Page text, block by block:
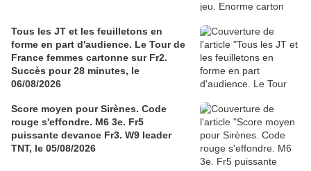
Tous les JT et les feuilletons en
forme en part d'audience. Le Tour de
France femmes cartonne sur Fr2.
Succès pour 28 minutes, le
06/08/2026
Score moyen pour Sirènes. Code
rouge s'effondre. M6 3e. Fr5
puissante devance Fr3. W9 leader
TNT, le 05/08/2026